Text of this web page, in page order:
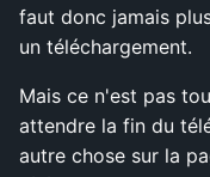
faut donc jamais
un téléchargement.
Mais ce n'est pas
attendre la fin du
autre chose sur la